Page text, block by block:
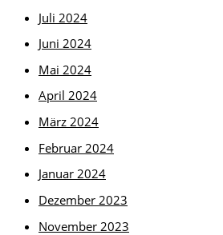
Juli 2024
Juni 2024
Mai 2024
April 2024
März 2024
Februar 2024
Januar 2024
Dezember 2023
November 2023